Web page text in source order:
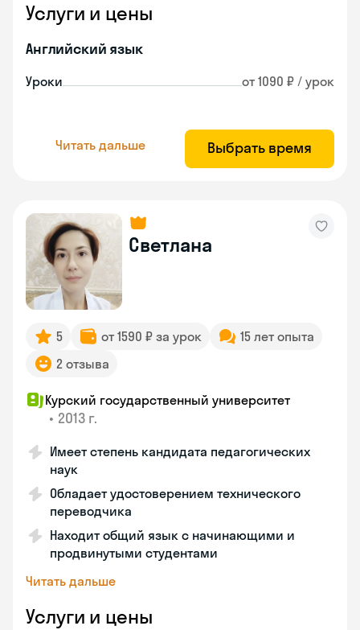
Услуги и цены
Английский язык
Уроки от 1090 ₽ / урок
Читать дальше Выбрать время
Светлана
5 от 1590 ₽ за урок
15 лет опыта
2 отзыва
Курский государственный университет
• 2013 г.
Имеет степень кандидата педагогических
наук
Обладает удостоверением технического
переводчика
Находит общий язык с начинающими и
продвинутыми студентами
Читать дальше
Услуги и цены